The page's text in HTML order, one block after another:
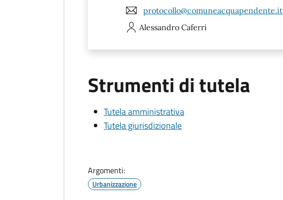
protocollo@comuneacquapendente.it
Alessandro Caferri
Strumenti di tutela
Tutela amministrativa
Tutela giurisdizionale
Argomenti:
Urbanizzazione